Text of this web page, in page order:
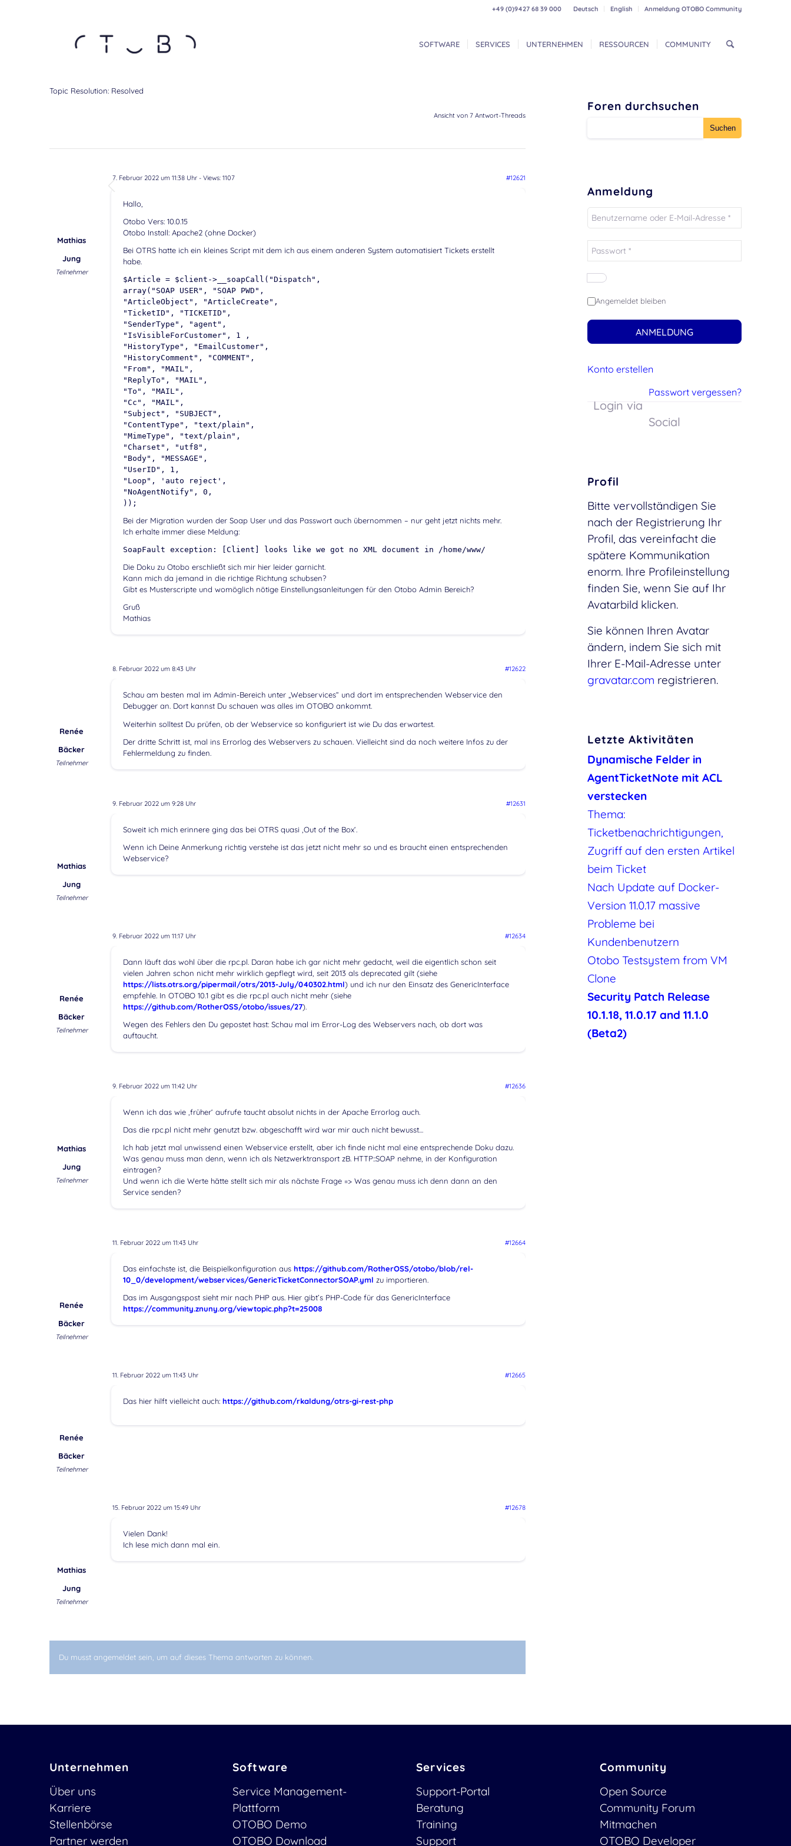
Deutsch English Anmeldung OTOBO Community
+49 (0)9427 68 39 000
SOFTWARE SERVICES UNTERNEHMEN RESSOURCEN COMMUNITY
Topic Resolution: Resolved
Ansicht von 7 Antwort-Threads
7. Februar 2022 um 11:38 Uhr- Views: 1107 #12621
Mathias
Jung
Teilnehmer
Hallo,
Otobo Vers: 10.0.15
Otobo Install: Apache2 (ohne Docker)
Bei OTRS hatte ich ein kleines Script mit dem ich aus einem anderen System automatisiert Tickets erstellt
habe.
$Article = $client->__soapCall("Dispatch",
array("SOAP USER", "SOAP PWD",
"ArticleObject", "ArticleCreate",
"TicketID", "TICKETID",
"SenderType", "agent",
"IsVisibleForCustomer", 1 ,
"HistoryType", "EmailCustomer",
"HistoryComment", "COMMENT",
"From", "MAIL",
"ReplyTo", "MAIL",
"To", "MAIL",
"Cc", "MAIL",
"Subject", "SUBJECT",
"ContentType", "text/plain",
"MimeType", "text/plain",
"Charset", "utf8",
"Body", "MESSAGE",
"UserID", 1,
"Loop", 'auto reject',
"NoAgentNotify", 0,
));
Bei der Migration wurden der Soap User und das Passwort auch übernommen – nur geht jetzt nichts mehr.
Ich erhalte immer diese Meldung:
SoapFault exception: [Client] looks like we got no XML document in /home/www/
Die Doku zu Otobo erschließt sich mir hier leider garnicht.
Kann mich da jemand in die richtige Richtung schubsen?
Gibt es Musterscripte und womöglich nötige Einstellungsanleitungen für den Otobo Admin Bereich?
Gruß
Mathias
8. Februar 2022 um 8:43 Uhr #12622
Renée
Bäcker
Teilnehmer
Schau am besten mal im Admin-Bereich unter „Webservices“ und dort im entsprechenden Webservice den
Debugger an. Dort kannst Du schauen was alles im OTOBO ankommt.
Weiterhin solltest Du prüfen, ob der Webservice so konfiguriert ist wie Du das erwartest.
Der dritte Schritt ist, mal ins Errorlog des Webservers zu schauen. Vielleicht sind da noch weitere Infos zu der
Fehlermeldung zu finden.
9. Februar 2022 um 9:28 Uhr #12631
Mathias
Jung
Teilnehmer
Soweit ich mich erinnere ging das bei OTRS quasi ‚Out of the Box‘.
Wenn ich Deine Anmerkung richtig verstehe ist das jetzt nicht mehr so und es braucht einen entsprechenden
Webservice?
9. Februar 2022 um 11:17 Uhr #12634
Renée
Bäcker
Teilnehmer
Dann läuft das wohl über die rpc.pl. Daran habe ich gar nicht mehr gedacht, weil die eigentlich schon seit
vielen Jahren schon nicht mehr wirklich gepflegt wird, seit 2013 als deprecated gilt (siehe
https://lists.otrs.org/pipermail/otrs/2013-July/040302.html) und ich nur den Einsatz des GenericInterface
empfehle. In OTOBO 10.1 gibt es die rpc.pl auch nicht mehr (siehe
https://github.com/RotherOSS/otobo/issues/27).
Wegen des Fehlers den Du gepostet hast: Schau mal im Error-Log des Webservers nach, ob dort was
auftaucht.
9. Februar 2022 um 11:42 Uhr #12636
Mathias
Jung
Teilnehmer
Wenn ich das wie ‚früher‘ aufrufe taucht absolut nichts in der Apache Errorlog auch.
Das die rpc.pl nicht mehr genutzt bzw. abgeschafft wird war mir auch nicht bewusst…
Ich hab jetzt mal unwissend einen Webservice erstellt, aber ich finde nicht mal eine entsprechende Doku dazu.
Was genau muss man denn, wenn ich als Netzwerktransport zB. HTTP::SOAP nehme, in der Konfiguration
eintragen?
Und wenn ich die Werte hätte stellt sich mir als nächste Frage => Was genau muss ich denn dann an den
Service senden?
11. Februar 2022 um 11:43 Uhr #12664
Renée
Bäcker
Teilnehmer
Das einfachste ist, die Beispielkonfiguration aus https://github.com/RotherOSS/otobo/blob/rel-
10_0/development/webservices/GenericTicketConnectorSOAP.yml zu importieren.
Das im Ausgangspost sieht mir nach PHP aus. Hier gibt’s PHP-Code für das GenericInterface
https://community.znuny.org/viewtopic.php?t=25008
11. Februar 2022 um 11:43 Uhr #12665
Renée
Bäcker
Teilnehmer
Das hier hilft vielleicht auch: https://github.com/rkaldung/otrs-gi-rest-php
15. Februar 2022 um 15:49 Uhr #12678
Mathias
Jung
Teilnehmer
Vielen Dank!
Ich lese mich dann mal ein.
Du musst angemeldet sein, um auf dieses Thema antworten zu können.
Foren durchsuchen
Anmeldung
Angemeldet bleiben
ANMELDUNG
Konto erstellen
Passwort vergessen?
Login via
Social
Profil
Bitte vervollständigen Sie
nach der Registrierung Ihr
Profil, das vereinfacht die
spätere Kommunikation
enorm. Ihre Profileinstellung
finden Sie, wenn Sie auf Ihr
Avatarbild klicken.
Sie können Ihren Avatar
ändern, indem Sie sich mit
Ihrer E-Mail-Adresse unter
gravatar.com registrieren.
Letzte Aktivitäten
Dynamische Felder in
AgentTicketNote mit ACL
verstecken
Thema:
Ticketbenachrichtigungen,
Zugriff auf den ersten Artikel
beim Ticket
Nach Update auf Docker-
Version 11.0.17 massive
Probleme bei
Kundenbenutzern
Otobo Testsystem from VM
Clone
Security Patch Release
10.1.18, 11.0.17 and 11.1.0
(Beta2)
Unternehmen
Über uns
Karriere
Stellenbörse
Partner werden
Software
Service Management-
Plattform
OTOBO Demo
OTOBO Download
Services
Support-Portal
Beratung
Training
Support
Community
Open Source
Community Forum
Mitmachen
OTOBO Developer